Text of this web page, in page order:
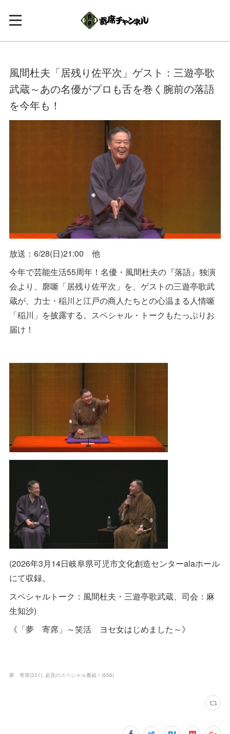
風間杜夫「居残り佐平次」ゲスト：三遊亭歌
武蔵～あの名優がプロも舌を巻く腕前の落語
を今年も！
放送：6/28(日)21:00 他
今年で芸能生活55周年！名優・風間杜夫の『落語』独演
会より、廓噺「居残り佐平次」を、ゲストの三遊亭歌武
蔵が、力士・稲川と江戸の商人たちとの心温まる人情噺
「稲川」を披露する。スペシャル・トークもたっぷりお
届け！
(2026年3月14日岐阜県可児市文化創造センターalaホール
にて収録。
スペシャルトーク：風間杜夫・三遊亭歌武蔵、司会：麻
生知沙)
《「夢 寄席」～笑活 ヨセ女はじめました～》
夢 寄席(221) 必見のスペシャル番組！ (656)